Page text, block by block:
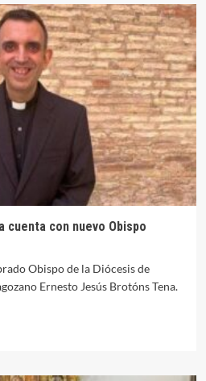
cuenta con nuevo Obispo
Obispo de la Diócesis de
Ernesto Jesús Brotóns Tena.